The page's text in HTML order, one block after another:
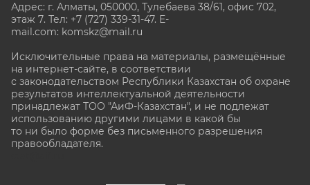
Адрес: г. Алматы, 050000, Тулебаева 38/61, офис 702,
этаж 7. Тел: +7 (727) 339-31-47. E-
mail.com: komskz@mail.ru
Исключительные права на материалы, размещённые
на интернет-сайте, в соответствии
с законодательством Республики Казахстан об охране
результатов интеллектуальной деятельности
принадлежат ТОО "АиФ-Казахстан", и не подлежат
использованию другими лицами в какой бы
то ни было форме без письменного разрешения
правообладателя.